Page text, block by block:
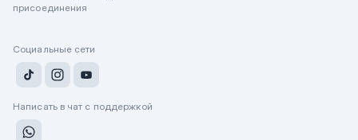
присоединения
Социальные сети
Написать в чат с поддержкой